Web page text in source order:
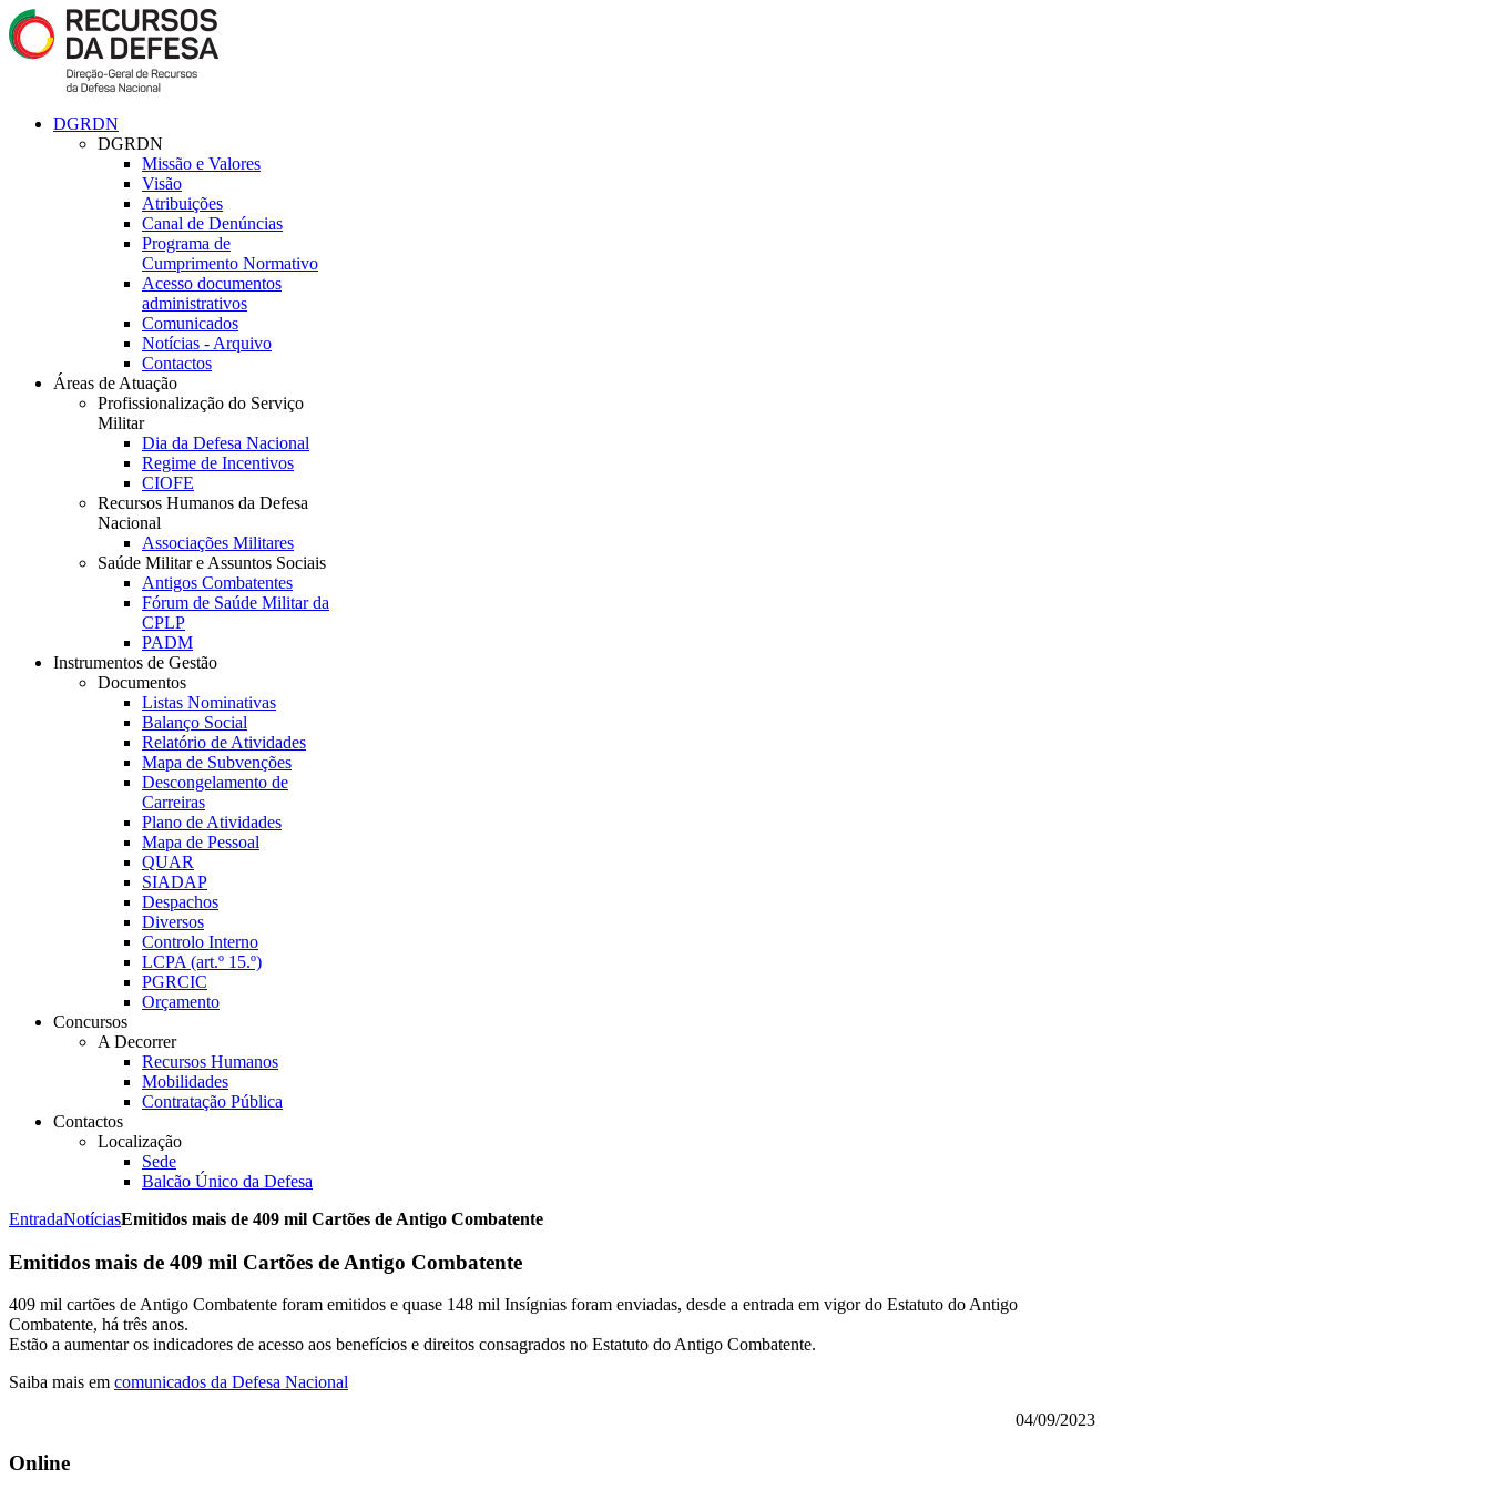
DGRDN
DGRDN
Missão e Valores
Visão
Atribuições
Canal de Denúncias
Programa de
Cumprimento Normativo
Acesso documentos
administrativos
Comunicados
Notícias - Arquivo
Contactos
Áreas de Atuação
Profissionalização do Serviço
Militar
Dia da Defesa Nacional
Regime de Incentivos
CIOFE
Recursos Humanos da Defesa
Nacional
Associações Militares
Saúde Militar e Assuntos Sociais
Antigos Combatentes
Fórum de Saúde Militar da
CPLP
PADM
Instrumentos de Gestão
Documentos
Listas Nominativas
Balanço Social
Relatório de Atividades
Mapa de Subvenções
Descongelamento de
Carreiras
Plano de Atividades
Mapa de Pessoal
QUAR
SIADAP
Despachos
Diversos
Controlo Interno
LCPA (art.º 15.º)
PGRCIC
Orçamento
Concursos
A Decorrer
Recursos Humanos
Mobilidades
Contratação Pública
Contactos
Localização
Sede
Balcão Único da Defesa
EntradaNotíciasEmitidos mais de 409 mil Cartões de Antigo Combatente
Emitidos mais de 409 mil Cartões de Antigo Combatente
409 mil cartões de Antigo Combatente foram emitidos e quase 148 mil Insígnias foram enviadas, desde a entrada em vigor do Estatuto do Antigo
Combatente, há três anos.
Estão a aumentar os indicadores de acesso aos benefícios e direitos consagrados no Estatuto do Antigo Combatente.
Saiba mais em comunicados da Defesa Nacional
04/09/2023
Online